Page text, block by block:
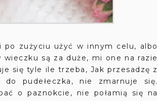
po zużyciu użyć w innym celu, albo
są za duże, mi one na razie
się tyle ile trzeba, Jak przesadzę z
pudełeczka, nie zmarnuje się.
o paznokcie, nie połamią się na